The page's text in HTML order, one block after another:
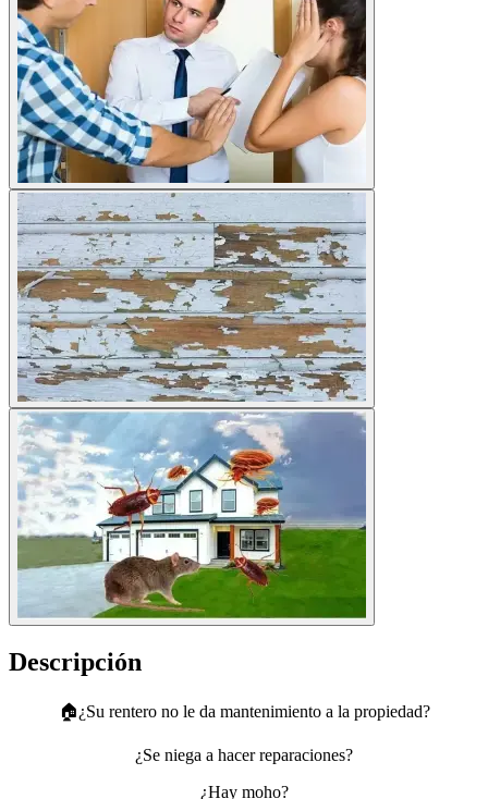
Descripción
🏠¿Su rentero no le da mantenimiento a la propiedad?
¿Se niega a hacer reparaciones?
¿Hay moho?